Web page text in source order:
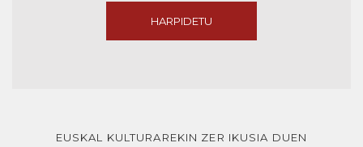
HARPIDETU
EUSKAL KULTURAREKIN ZER IKUSIA DUEN